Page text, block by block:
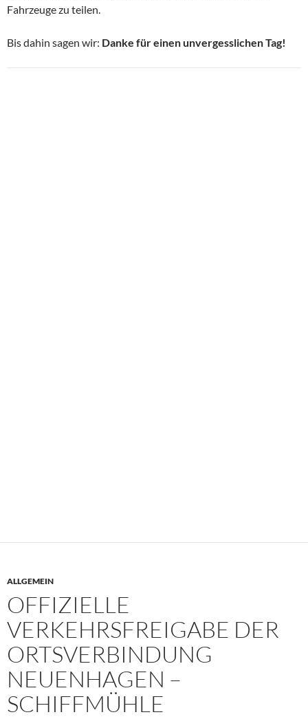
Fahrzeuge zu teilen.
Bis dahin sagen wir: Danke für einen unvergesslichen Tag!
ALLGEMEIN
OFFIZIELLE
VERKEHRSFREIGABE DER
ORTSVERBINDUNG
NEUENHAGEN –
SCHIFFMÜHLE